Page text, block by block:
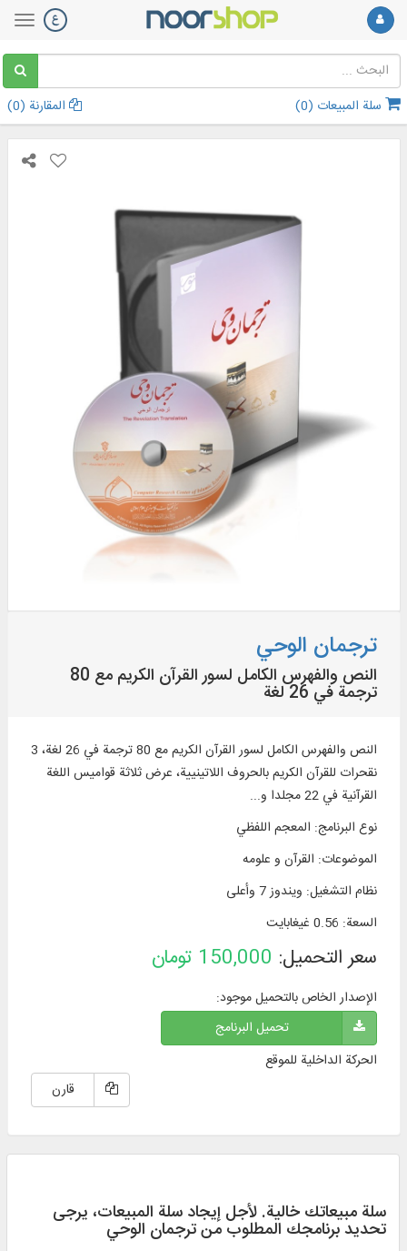
سلة المبيعات (0
) المقارنة (0
)
ترجمان الوحي
النص والفهرس الكامل لسور القرآن الكريم مع 80
ترجمة في 26 لغة
النص والفهرس الكامل لسور القرآن الكريم مع 80 ترجمة في 26 لغة، 3
نقحرات للقرآن الكريم بالحروف اللاتينيية، عرض ثلاثة قواميس اللغة
القرآنية في 22 مجلدا و...
نوع البرنامج: المعجم اللفظي
الموضوعات: القرآن و علومه
نظام التشغیل: ويندوز 7 وأعلی
السعة: 0.56 غيغابايت
سعر التحميل: 150,000 تومان
الإصدار الخاص بالتحميل موجود:
تحميل البرنامج
الحركة الداخلية للموقع
قارن
سلة مبيعاتك خالية. لأجل إيجاد سلة المبيعات، يرجی
تحديد برنامجك المطلوب من ترجمان الوحي